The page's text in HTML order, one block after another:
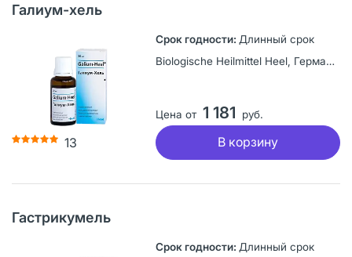
Галиум-хель
13
Длинный срок
Biologische Heilmittel Heel, Германия
Цена от 1 181 руб.
В корзину
Гастрикумель
Длинный срок